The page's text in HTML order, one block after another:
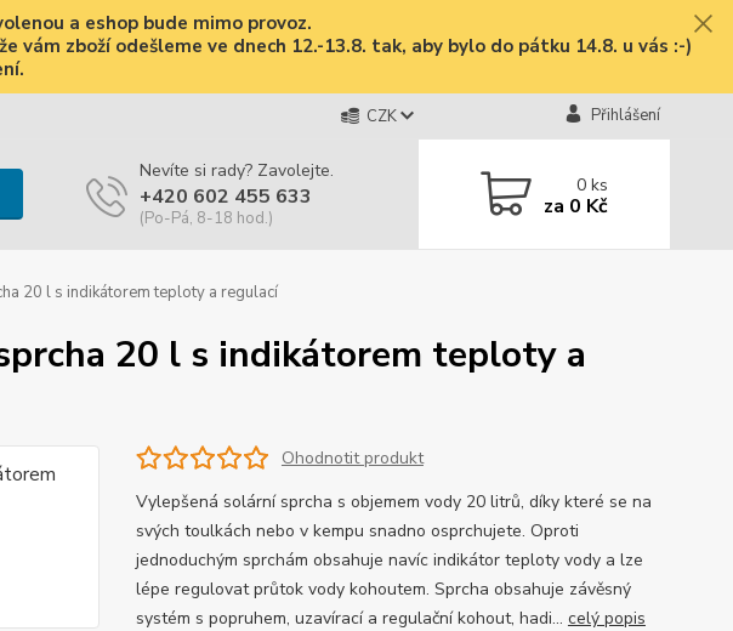
a eshop bude mimo provoz.
zboží odešleme ve dnech 12.-13.8. tak, aby bylo do pátku 14.8. u vás :-)
CZK Přihlášení
Nevíte si rady? Zavolejte.
+420 602 455 633
(Po-Pá, 8-18 hod.)
0ks
za 0 Kč
20 l s indikátorem teploty a regulací
20 l s indikátorem teploty a
Ohodnotit produkt
Vylepšená solární sprcha s objemem vody 20 litrů, díky které se na
svých toulkách nebo v kempu snadno osprchujete. Oproti
jednoduchým sprchám obsahuje navíc indikátor teploty vody a lze
lépe regulovat průtok vody kohoutem. Sprcha obsahuje závěsný
systém s popruhem, uzavírací a regulační kohout, hadi... celý popis